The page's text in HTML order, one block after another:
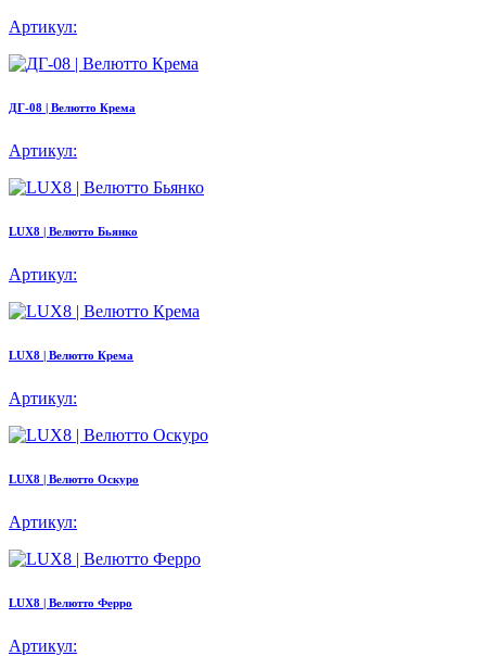
Артикул:
ДГ-08 | Велютто Крема
Артикул:
LUX8 | Велютто Бьянко
Артикул:
LUX8 | Велютто Крема
Артикул:
LUX8 | Велютто Оскуро
Артикул:
LUX8 | Велютто Ферро
Артикул: